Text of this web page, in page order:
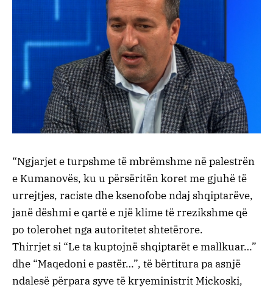
“Ngjarjet e turpshme të mbrëmshme në palestrën
e Kumanovës, ku u përsëritën koret me gjuhë të
urrejtjes, raciste dhe ksenofobe ndaj shqiptarëve,
janë dëshmi e qartë e një klime të rrezikshme që
po tolerohet nga autoritetet shtetërore.
Thirrjet si “Le ta kuptojnë shqiptarët e mallkuar…”
dhe “Maqedoni e pastër…”, të bërtitura pa asnjë
ndalesë përpara syve të kryeministrit Mickoski,